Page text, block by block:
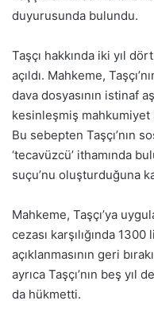
duyurusunda bulundu.
Taşçı hakkında iki yıl
açıldı. Mahkeme,
dava dosyasının istinaf
kesinleşmiş mahkumiyet
Bu sebepten Taşçı’nın
‘tecavüzcü’ ithamında
suçu’nu oluşturduğuna
Mahkeme, Taşçı’ya
cezası karşılığında
açıklanmasının geri
ayrıca Taşçı’nın beş
da hükmetti.